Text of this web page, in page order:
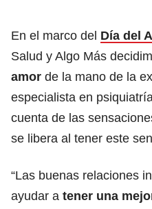
En el marco del Día del
Salud y Algo Más
amor de la mano de la
especialista en
cuenta de las
se libera al tener este
“Las buenas relaciones
ayudar a tener una